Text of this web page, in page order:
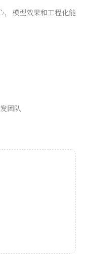
，模型效果和工程化能
团队